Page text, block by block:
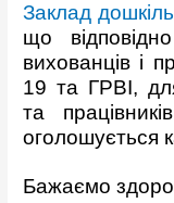
Заклад
що
вихованців і
19 та ГРВІ,
та
оголошується
Бажаємо